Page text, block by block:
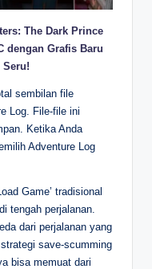
The Dark Prince
dengan Grafis Baru
Seru!
sembilan file
Log. File-file ini
Ketika Anda
Adventure Log
Game’ tradisional
tengah perjalanan.
dari perjalanan yang
save-scumming
bisa memuat dari